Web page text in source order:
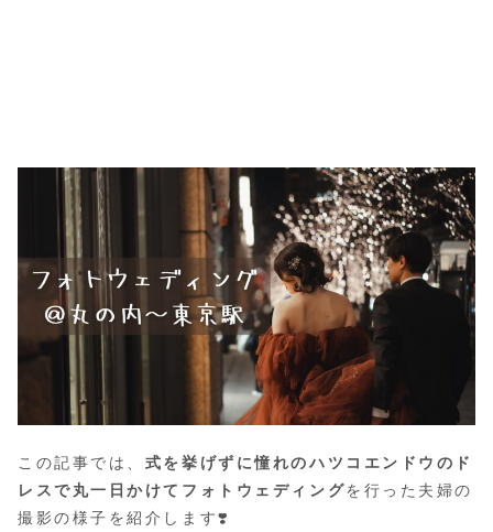
この記事では、 式を挙げずに憧れのハツコエンドウのド
レスで丸一日かけてフォトウェディングを行った夫婦の
撮影の様子を紹介します❣️